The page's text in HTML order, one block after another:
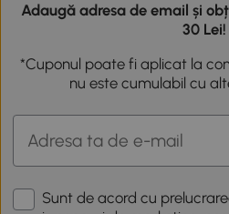
Adaugă adresa de email și
30 Lei!
*Cuponul poate fi aplicat la
nu este cumulabil cu
Sunt de acord cu